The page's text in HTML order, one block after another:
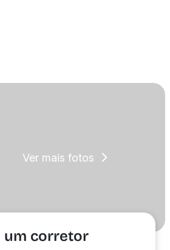
Ver mais fotos
um corretor